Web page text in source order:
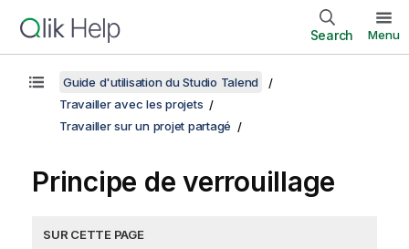
Search Menu
Guide d'utilisation du Studio Talend
Travailler avec les projets
Travailler sur un projet partagé
Principe de verrouillage
SUR CETTE PAGE